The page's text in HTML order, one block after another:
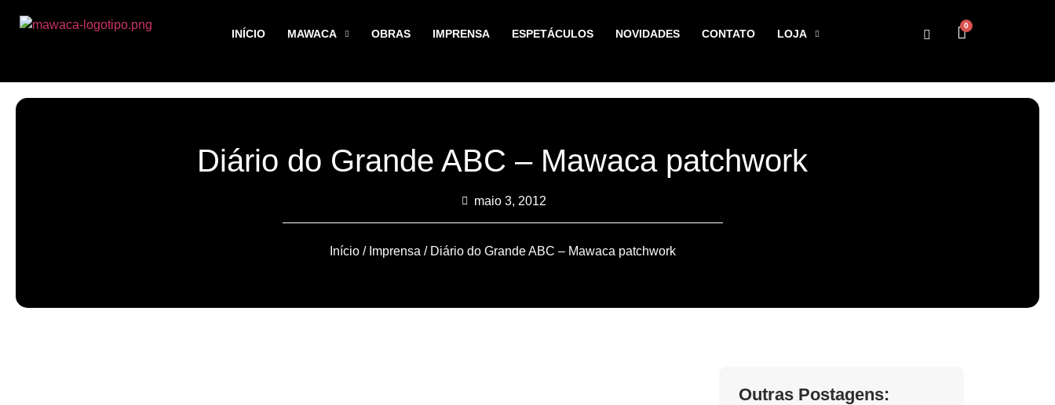
INÍCIO MAWACA OBRAS IMPRENSA ESPETÁCULOS NOVIDADES CONTATO LOJA
0
Diário do Grande ABC – Mawaca patchwork
maio 3, 2012
Início/ Imprensa / Diário do Grande ABC – Mawaca patchwork
Outras Postagens: